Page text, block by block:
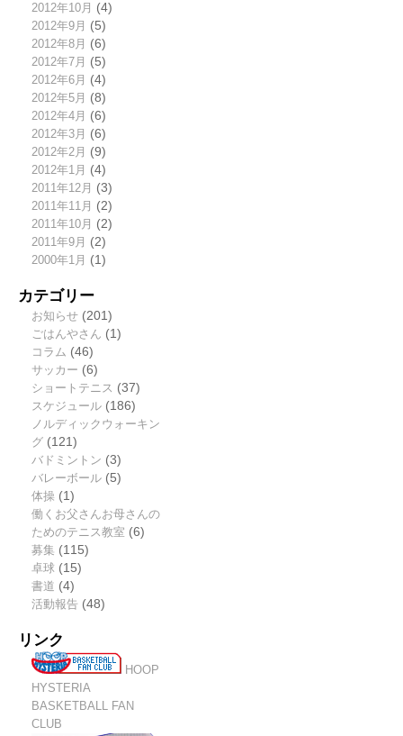
2012年10月 (4)
2012年9月 (5)
2012年8月 (6)
2012年7月 (5)
2012年6月 (4)
2012年5月 (8)
2012年4月 (6)
2012年3月 (6)
2012年2月 (9)
2012年1月 (4)
2011年12月 (3)
2011年11月 (2)
2011年10月 (2)
2011年9月 (2)
2000年1月 (1)
カテゴリー
お知らせ(201)
ごはんやさん (1)
コラム (46)
サッカー (6)
ショートテニス (37)
スケジュール(186)
ノルディックウォーキン
グ(121)
バドミントン (3)
バレーボール(5)
体操(1)
働くお父さんお母さんの
ためのテニス教室 (6)
募集 (115)
卓球 (15)
書道 (4)
活動報告(48)
リンク
HOOP
HYSTERIA
BASKETBALL FAN
CLUB